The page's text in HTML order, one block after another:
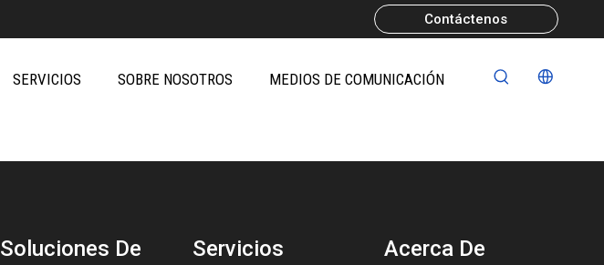
Contáctenos
SERVICIOS SOBRE NOSOTROS MEDIOS DE COMUNICACIÓN
Soluciones De
Servicios Acerca De